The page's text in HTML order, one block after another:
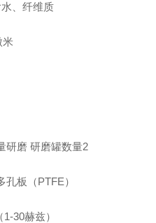
、纤维质
5-10 微米
研磨 研磨罐数量2
板（PTFE）
30赫兹）